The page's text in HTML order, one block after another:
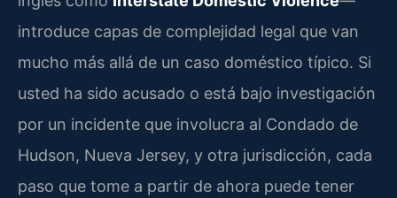
introduce capas de complejidad legal que van
mucho más allá de un caso doméstico típico. Si
usted ha sido acusado o está bajo investigación
por un incidente que involucra al Condado de
Hudson, Nueva Jersey, y otra jurisdicción, cada
paso que tome a partir de ahora puede tener